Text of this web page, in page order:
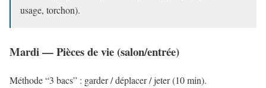
usage, torchon).
Mardi — Pièces de vie (salon/entrée)
Méthode “3 bacs” : garder / déplacer / jeter (10 min).